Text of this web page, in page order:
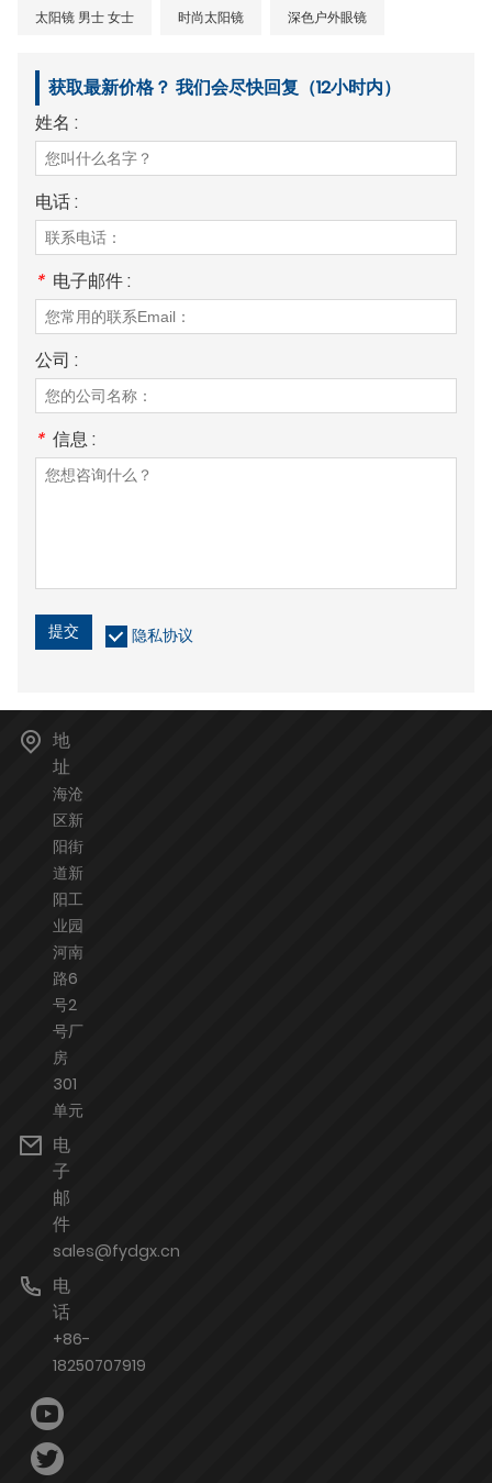
太阳镜 男士 女士 时尚太阳镜 深色户外眼镜
获取最新价格？ 我们会尽快回复（12小时内）
姓名 :
电话 :
* 电子邮件 :
公司 :
* 信息 :
提交 隐私协议
地
址
海沧
区新
阳街
道新
阳工
业园
河南
路6
号2
号厂
房
301
单元
电
子
邮
件
sales@fydgx.cn
电
话
+86-
18250707919